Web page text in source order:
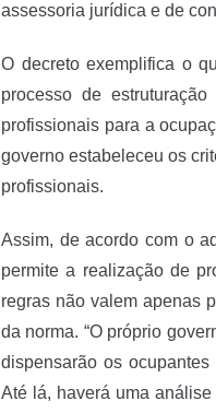
assessoria jurídica e de
O decreto exemplifica o
processo de
profissionais para a
governo estabeleceu os
profissionais.
Assim, de acordo com o
permite a realização de
regras não valem apenas
da norma. “O próprio
dispensarão os
Até lá, haverá uma